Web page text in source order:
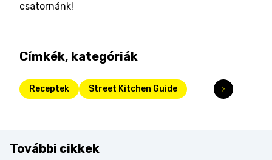
csatornánk!
Címkék, kategóriák
Receptek Street Kitchen Guide
További cikkek